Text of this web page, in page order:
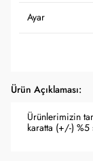
Ayar
Ürün Açıklaması:
Ürünlerimizin
karatta (+/-)